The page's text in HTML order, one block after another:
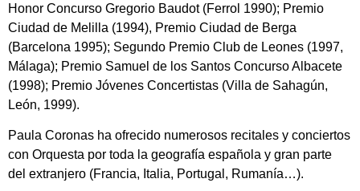
Honor Concurso Gregorio Baudot (Ferrol 1990); Premio
Ciudad de Melilla (1994), Premio Ciudad de Berga
(Barcelona 1995); Segundo Premio Club de Leones (1997,
Málaga); Premio Samuel de los Santos Concurso Albacete
(1998); Premio Jóvenes Concertistas (Villa de Sahagún,
León, 1999).
Paula Coronas ha ofrecido numerosos recitales y conciertos
con Orquesta por toda la geografía española y gran parte
del extranjero (Francia, Italia, Portugal, Rumanía…).